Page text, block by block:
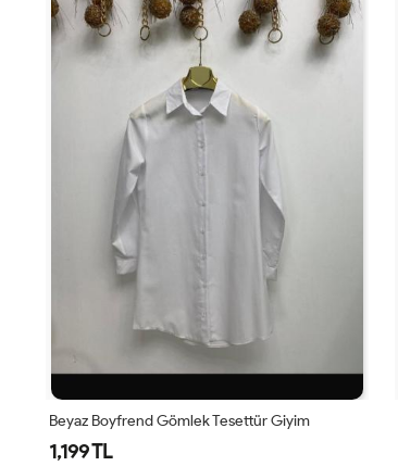
Beyaz Boyfrend Gömlek Tesettür Giyim
1,199 TL